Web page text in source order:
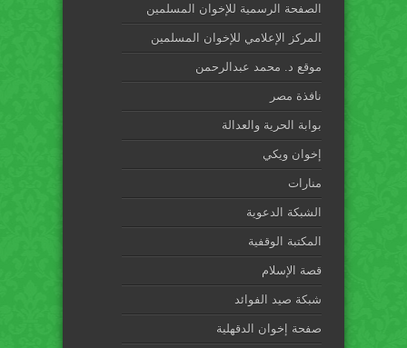
الصفحة الرسمية للإخوان المسلمين
المركز الإعلامي للإخوان المسلمين
موقع د. محمد عبدالرحمن
نافذة مصر
بوابة الحرية والعدالة
إخوان ويكي
منارات
الشبكة الدعوية
المكتبة الوقفية
قصة الإسلام
شبكة صيد الفوائد
صفحة إخوان الدقهلية